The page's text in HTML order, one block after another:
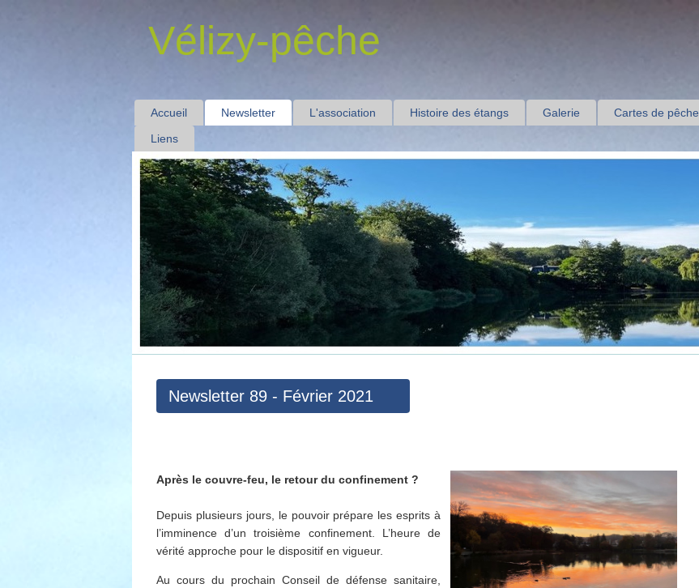
Vélizy-pêche
Accueil Newsletter L'association Histoire des étangs Galerie Cartes de pêche
Liens
Newsletter 89 - Février 2021
Après le couvre-feu, le retour du confinement ?
Depuis plusieurs jours, le pouvoir prépare les esprits à
l’imminence d’un troisième confinement. L’heure de
vérité approche pour le dispositif en vigueur.
Au cours du prochain Conseil de défense sanitaire,